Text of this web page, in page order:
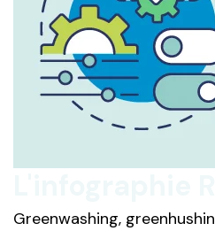
Greenwashing,